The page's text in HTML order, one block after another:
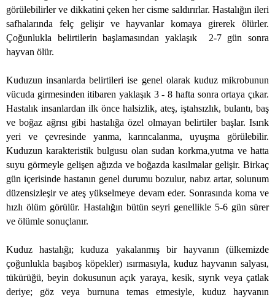
görülebilirler ve dikkatini çeken her cisme saldırırlar. Hastalığın ileri
safhalarında felç gelişir ve hayvanlar komaya girerek ölürler.
Çoğunlukla belirtilerin başlamasından yaklaşık
2-7 gün sonra
hayvan ölür.
Kuduzun insanlarda belirtileri ise genel olarak kuduz mikrobunun
vücuda girmesinden itibaren yaklaşık 3 - 8 hafta sonra ortaya çıkar.
Hastalık insanlardan ilk önce halsizlik, ateş, iştahsızlık, bulantı, baş
ve boğaz ağrısı gibi hastalığa özel olmayan belirtiler başlar. Isırık
yeri ve çevresinde yanma, karıncalanma, uyuşma görülebilir.
Kuduzun karakteristik bulgusu olan sudan korkma,yutma ve hatta
suyu görmeyle gelişen ağızda ve boğazda kasılmalar gelişir. Birkaç
gün içerisinde hastanın genel durumu bozulur, nabız artar, solunum
düzensizleşir ve ateş yükselmeye devam eder. Sonrasında koma ve
hızlı ölüm görülür. Hastalığın bütün seyri genellikle 5-6 gün sürer
ve ölümle sonuçlanır.
Kuduz hastalığı; kuduza yakalanmış bir hayvanın (ülkemizde
çoğunlukla başıboş köpekler) ısırmasıyla, kuduz hayvanın salyası,
tükürüğü, beyin dokusunun açık yaraya, kesik, sıyrık veya çatlak
deriye; göz veya burnuna temas etmesiyle, kuduz hayvanın